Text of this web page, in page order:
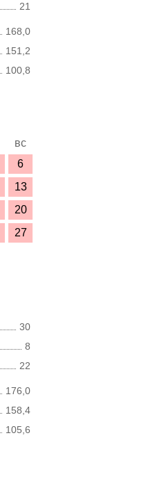
21
168,0
151,2
100,8
вс
6
13
20
27
30
8
22
176,0
158,4
105,6